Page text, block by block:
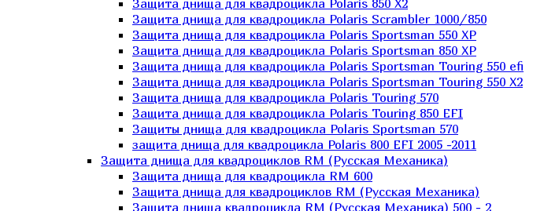
Защита днища для квадроцикла Polaris 850 X2
Защита днища для квадроцикла Polaris Scrambler 1000/850
Защита днища для квадроцикла Polaris Sportsman 550 XP
Защита днища для квадроцикла Polaris Sportsman 850 XP
Защита днища для квадроцикла Polaris Sportsman Touring 550 efi
Защита днища для квадроцикла Polaris Sportsman Touring 550 X2
Защита днища для квадроцикла Polaris Touring 570
Защита днища для квадроцикла Polaris Touring 850 EFI
Защиты днища для квадроцикла Polaris Sportsman 570
защита днища для квадроцикла Polaris 800 EFI 2005 -2011
Защита днища для квадроциклов RM (Русская Механика)
Защита днища для квадроцикла RM 600
Защита днища для квадроциклов RM (Русская Механика)
Защита днища квадроцикла RM (Русская Механика) 500 - 2